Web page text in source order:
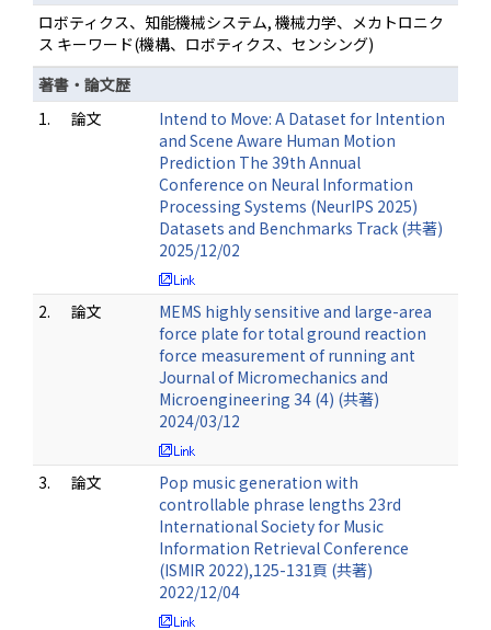
ロボティクス、知能機械システム, 機械力学、メカトロニク
ス キーワード(機構、ロボティクス、センシング)
著書・論文歴
1.
論文
Intend to Move: A Dataset for Intention
and Scene Aware Human Motion
Prediction The 39th Annual
Conference on Neural Information
Processing Systems (NeurIPS 2025)
Datasets and Benchmarks Track (共著)
2025/12/02
2. 論文
MEMS highly sensitive and large-area
force plate for total ground reaction
force measurement of running ant
Journal of Micromechanics and
Microengineering 34 (4) (共著)
2024/03/12
3. 論文
Pop music generation with
controllable phrase lengths 23rd
International Society for Music
Information Retrieval Conference
(ISMIR 2022),125-131頁 (共著)
2022/12/04